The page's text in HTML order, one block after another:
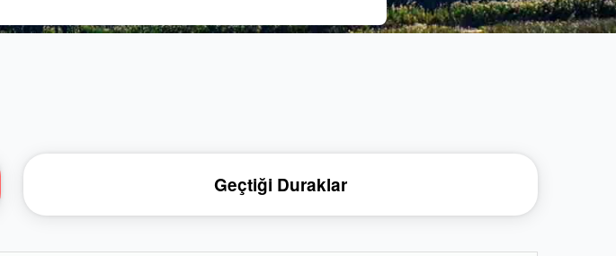
Geçtiği Duraklar